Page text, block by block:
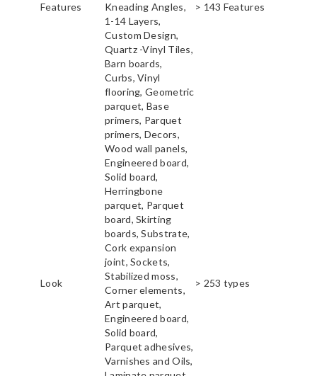
Features
Kneading Angles,
1-14 Layers,
Custom Design,
> 143 Features
Look
Quartz -Vinyl Tiles,
Barn boards,
Curbs, Vinyl
flooring, Geometric
parquet, Base
primers, Parquet
primers, Decors,
Wood wall panels,
Engineered board,
Solid board,
Herringbone
parquet, Parquet
board, Skirting
boards, Substrate,
Cork expansion
joint, Sockets,
Stabilized moss,
Corner elements,
Art parquet,
Engineered board,
Solid board,
Parquet adhesives,
Varnishes and Oils,
> 253 types